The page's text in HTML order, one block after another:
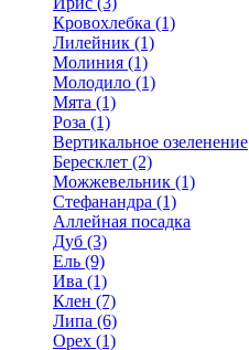
Кровохлебка (1)
Лилейник (1)
Молиния (1)
Молодило (1)
Мята (1)
Роза (1)
Вертикальное озеленение
Бересклет (2)
Можжевельник (1)
Стефанандра (1)
Аллейная посадка
Дуб (3)
Ель (9)
Ива (1)
Клен (7)
Липа (6)
Орех (1)